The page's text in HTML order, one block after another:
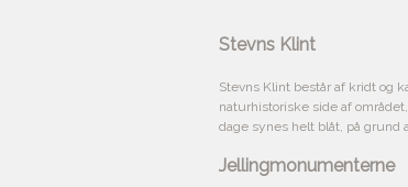
Stevns Klint
Stevns Klint består af kridt og
naturhistoriske side af
dage synes helt blåt, på grund
Jellingmonumenterne